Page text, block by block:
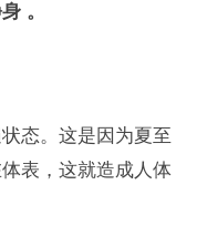
。
态。这是因为夏至
表，这就造成人体